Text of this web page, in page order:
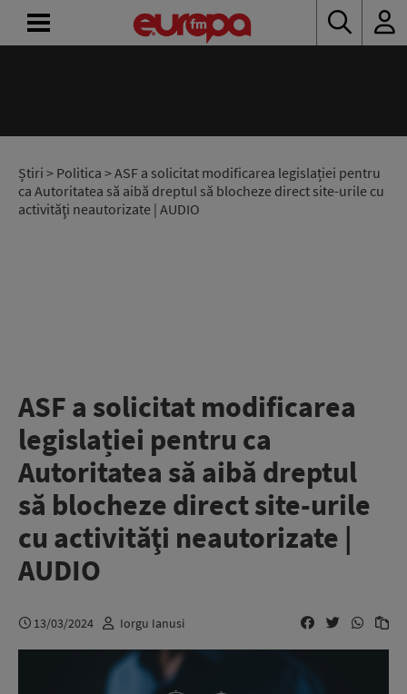
Știri > Politica > ASF a solicitat modificarea legislației pentru
ca Autoritatea să aibă dreptul să blocheze direct site-urile cu
activităţi neautorizate | AUDIO
ASF a solicitat modificarea
legislației pentru ca
Autoritatea să aibă dreptul
să blocheze direct site-urile
cu activităţi neautorizate |
AUDIO
13/03/2024 Iorgu Ianusi
RADIO
CONCURSURI